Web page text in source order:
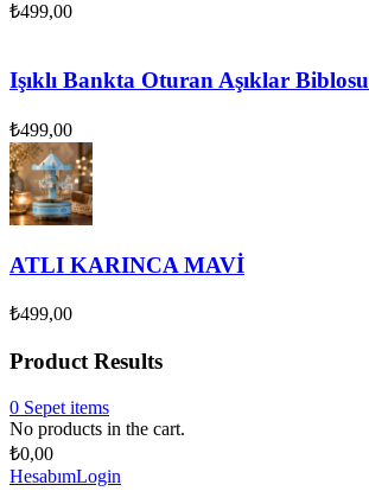
₺499,00
Işıklı Bankta Oturan Aşıklar Biblosu
₺499,00
ATLI KARINCA MAVİ
₺499,00
Product Results
0 Sepet items
No products in the cart.
₺0,00
HesabımLogin